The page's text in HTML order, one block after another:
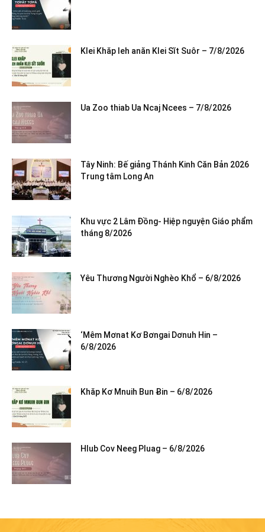
Klei Khăp leh anăn Klei Sĭt Suôr – 7/8/2026
Ua Zoo thiab Ua Ncaj Ncees – 7/8/2026
Tây Ninh: Bế giảng Thánh Kinh Căn Bản 2026
Trung tâm Long An
Khu vực 2 Lâm Đồng- Hiệp nguyện Giáo phẩm
tháng 8/2026
Yêu Thương Người Nghèo Khổ – 6/8/2026
‘Mêm Mơnat Kơ Bơngai Dơnuh Hin –
6/8/2026
Khăp Kơ Mnuih Bun Ƀin – 6/8/2026
Hlub Cov Neeg Pluag – 6/8/2026